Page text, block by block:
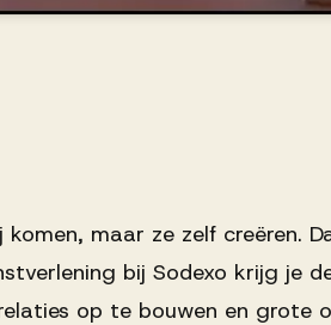
maar ze zelf creëren.
bij Sodexo krijg je
op te bouwen en grote